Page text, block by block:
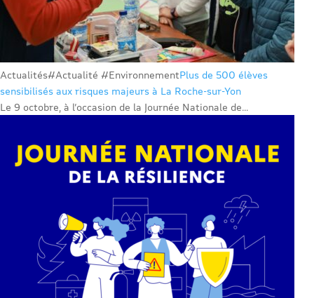
Actualités#Actualité #EnvironnementPlus de 500 élèves
sensibilisés aux risques majeurs à La Roche-sur-Yon
Le 9 octobre, à l’occasion de la Journée Nationale de...